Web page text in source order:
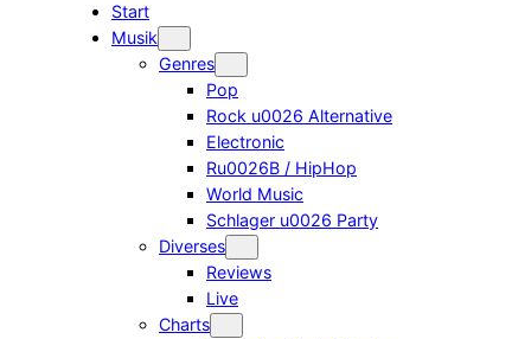
Start
Musik
Genres
Pop
Rock u0026 Alternative
Electronic
Ru0026B / HipHop
World Music
Schlager u0026 Party
Diverses
Reviews
Live
Charts